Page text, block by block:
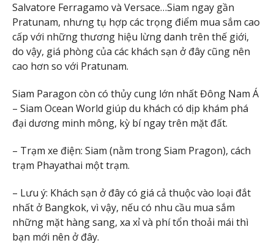
Salvatore Ferragamo và Versace…Siam ngay gần
Pratunam, nhưng tụ hợp các trọng điểm mua sắm cao
cấp với những thương hiệu lừng danh trên thế giới,
do vậy, giá phòng của các khách sạn ở đây cũng nên
cao hơn so với Pratunam.
Siam Paragon còn có thủy cung lớn nhất Đông Nam Á
– Siam Ocean World giúp du khách có dịp khám phá
đại dương minh mông, kỳ bí ngay trên mặt đất.
– Trạm xe điện: Siam (nằm trong Siam Pragon), cách
trạm Phayathai một trạm.
– Lưu ý: Khách sạn ở đây có giá cả thuộc vào loại đắt
nhất ở Bangkok, vì vậy, nếu có nhu cầu mua sắm
những mặt hàng sang, xa xỉ và phí tổn thoải mái thì
bạn mới nên ở đây.